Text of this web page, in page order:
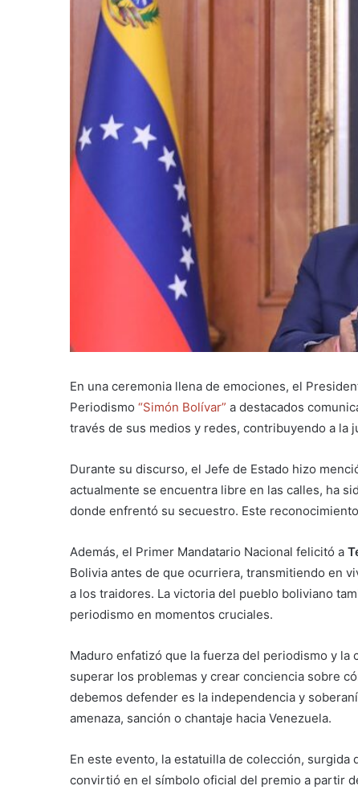
En una ceremonia llena de emociones, el
Periodismo “Simón Bolívar” a destacados
través de sus medios y redes, contribuyendo a la
Durante su discurso, el Jefe de Estado hizo
actualmente se encuentra libre en las calles, ha
donde enfrentó su secuestro. Este
Además, el Primer Mandatario Nacional felicitó a
Bolivia antes de que ocurriera, transmitiendo en
a los traidores. La victoria del pueblo boliviano
periodismo en momentos cruciales.
Maduro enfatizó que la fuerza del periodismo y
superar los problemas y crear conciencia sobre
debemos defender es la independencia y
amenaza, sanción o chantaje hacia Venezuela.
En este evento, la estatuilla de colección, surgida
convirtió en el símbolo oficial del premio a partir